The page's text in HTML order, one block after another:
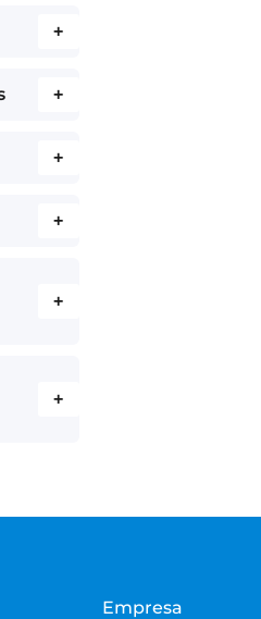
+
+
+
+
+
+
Empresa